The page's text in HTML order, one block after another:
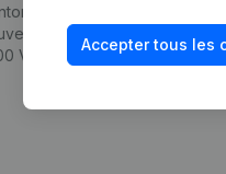
Accepter tous les
Everest
248D,
Vilvoorde